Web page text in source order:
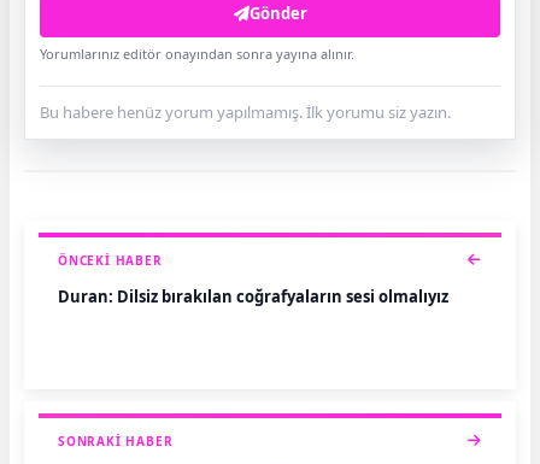
Gönder
Yorumlarınız editör onayından sonra yayına alınır.
Bu habere henüz yorum yapılmamış. İlk yorumu siz yazın.
ÖNCEKI HABER
Duran: Dilsiz bırakılan coğrafyaların sesi olmalıyız
SONRAKI HABER